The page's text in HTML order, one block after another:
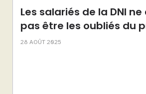
Les salariés de la DNI
pas être les oubliés du
28 AOÛT 2025